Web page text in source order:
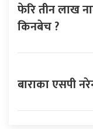
फेरि तीन लाख
किनबेच ?
बाराका एसपी